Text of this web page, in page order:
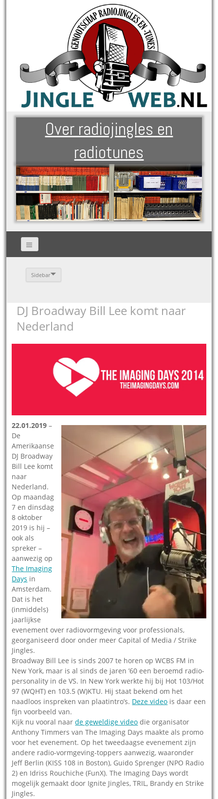
Over radiojingles en
radiotunes
Sidebar
DJ Broadway Bill Lee komt naar
Nederland
22.01.2019 –
De
Amerikaanse
DJ Broadway
Bill Lee komt
naar
Nederland.
Op maandag
7 en dinsdag
8 oktober
2019 is hij –
ook als
spreker –
aanwezig op
The Imaging
Days in
Amsterdam.
Dat is het
(inmiddels)
jaarlijkse
evenement over radiovormgeving voor professionals,
georganiseerd door onder meer Capital of Media / Strike
Jingles.
Broadway Bill Lee is sinds 2007 te horen op WCBS FM in
New York, maar is al sinds de jaren ’60 een beroemd radio-
personality in de VS. In New York werkte hij bij Hot 103/Hot
97 (WQHT) en 103.5 (W)KTU. Hij staat bekend om het
naadloos inspreken van plaatintro’s. Deze video is daar een
fijn voorbeeld van.
Kijk nu vooral naarde geweldige video die organisator
Anthony Timmers van The Imaging Days maakte als promo
voor het evenement. Op het tweedaagse evenement zijn
andere radio-vormgeving-toppers aanwezig, waaronder
Jeff Berlin (KISS 108 in Boston), Guido Sprenger (NPO Radio
2) en Idriss Rouchiche (FunX). The Imaging Days wordt
mogelijk gemaakt door Ignite Jingles, TRIL, Brandy en Strike
Jingles.